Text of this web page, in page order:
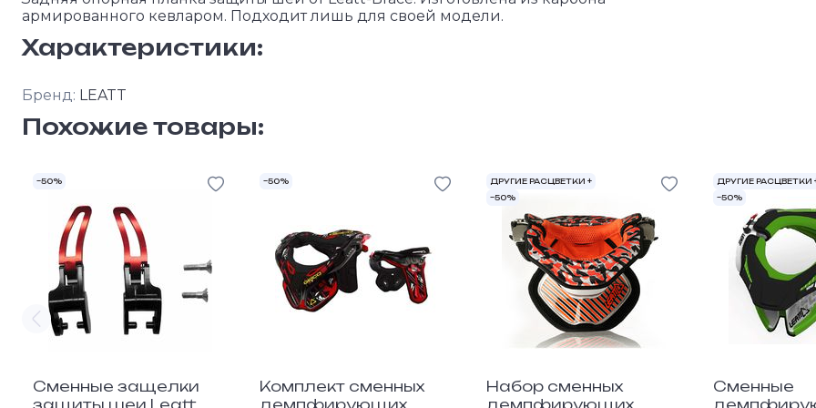
армированного кевларом. Подходит лишь для своей модели.
Характеристики:
Бренд: LEATT
Похожие товары:
Сменные защелки
защиты шеи Leatt
–50%
Комплект сменных
демпфирующих
–50%
Набор сменных
демпфирующих
ДРУГИЕ РАСЦВЕТКИ +
–50%
Сменные
ДРУГИЕ РАСЦВЕТКИ
–50%